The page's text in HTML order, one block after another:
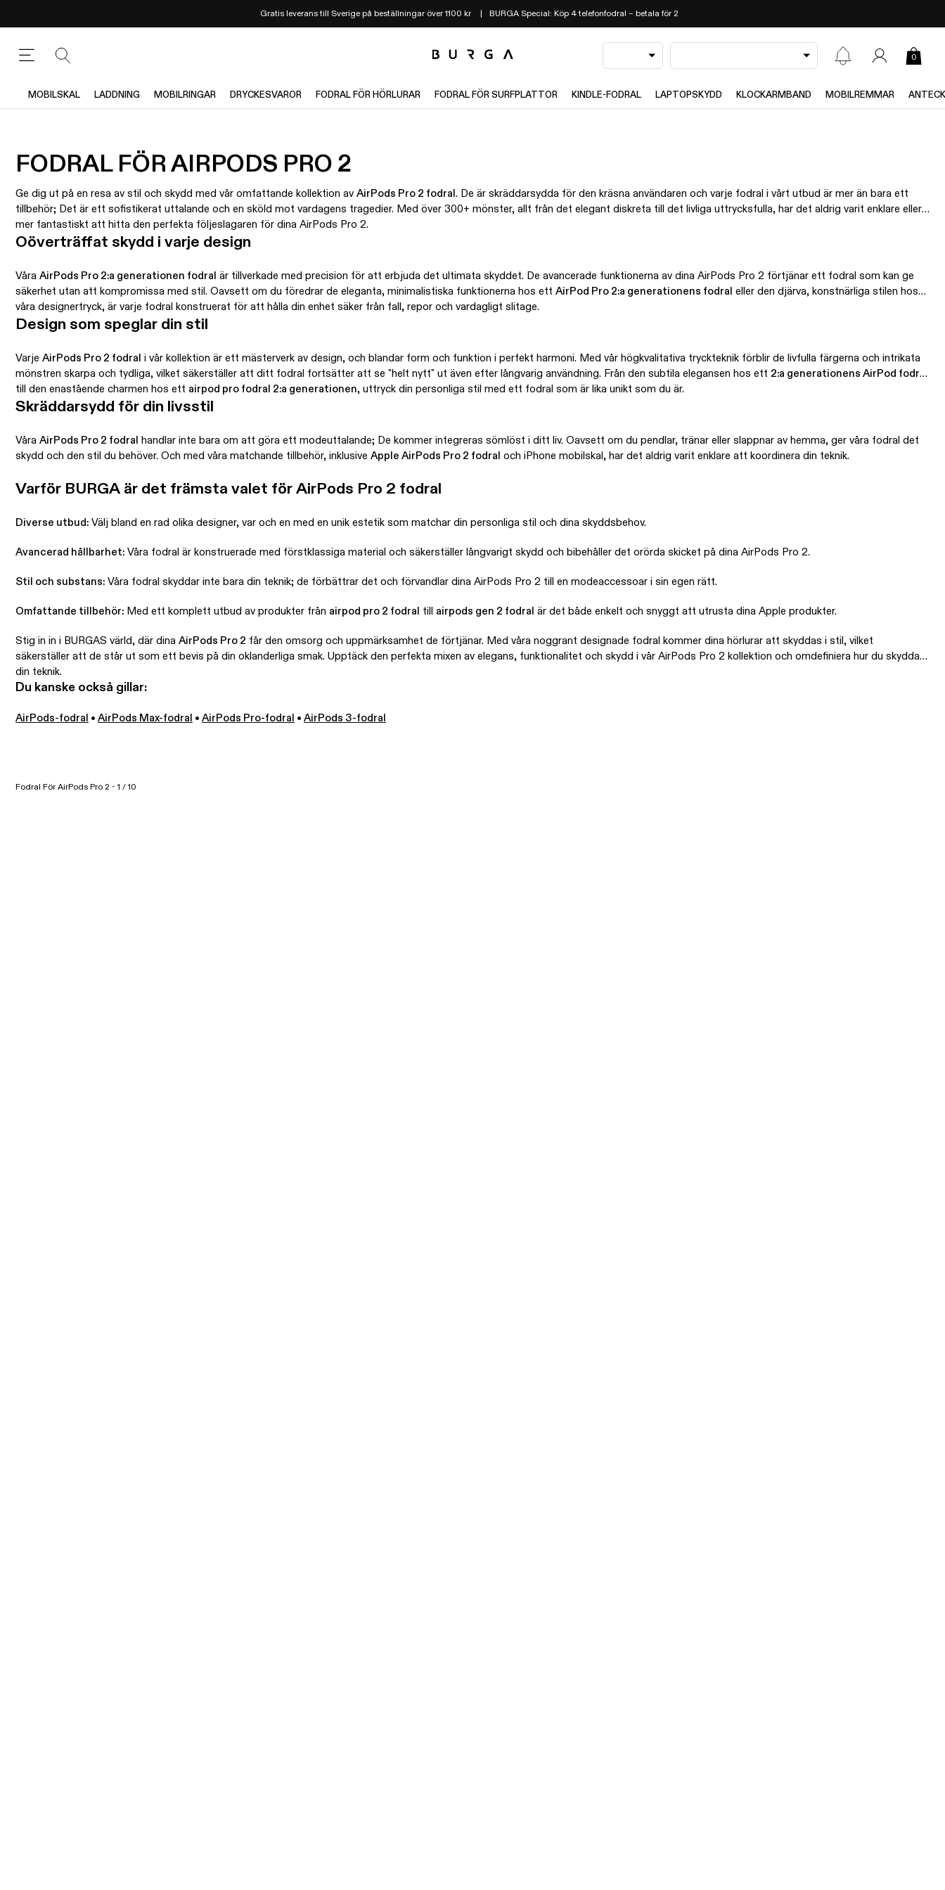
Gratis leverans till Sverige på beställningar över 1100 kr BURGA Special: Köp 4 telefonfodral – betala för 2
0
MOBILSKAL LADDNING MOBILRINGAR DRYCKESVAROR FODRAL FÖR HÖRLURAR FODRAL FÖR SURFPLATTOR KINDLE-FODRAL LAPTOPSKYDD KLOCKARMBAND MOBILREMMAR
FODRAL FÖR AIRPODS PRO 2
Ge dig ut på en resa av stil och skydd med vår omfattande kollektion av AirPods Pro 2 fodral . De är skräddarsydda för den kräsna användaren och varje fodral i vårt utbud är mer än bara ett
tillbehör; Det är ett sofistikerat uttalande och en sköld mot vardagens tragedier. Med över 300+ mönster, allt från det elegant diskreta till det livliga uttrycksfulla, har det aldrig varit enklare eller
mer fantastiskt att hitta den perfekta följeslagaren för dina AirPods Pro 2.
Oöverträffat skydd i varje design
Våra AirPods Pro 2:a generationen fodral är tillverkade med precision för att erbjuda det ultimata skyddet. De avancerade funktionerna av dina AirPods Pro 2 förtjänar ett fodral som kan ge
säkerhet utan att kompromissa med stil. Oavsett om du föredrar de eleganta, minimalistiska funktionerna hos ett AirPod Pro 2:a generationens fodral eller den djärva, konstnärliga stilen hos
våra designertryck, är varje fodral konstruerat för att hålla din enhet säker från fall, repor och vardagligt slitage.
Design som speglar din stil
Varje AirPods Pro 2 fodral i vår kollektion är ett mästerverk av design, och blandar form och funktion i perfekt harmoni. Med vår högkvalitativa tryckteknik förblir de livfulla färgerna och intrikata
mönstren skarpa och tydliga, vilket säkerställer att ditt fodral fortsätter att se "helt nytt" ut även efter långvarig användning. Från den subtila elegansen hos ett 2:a generationens AirPod fodral
till den enastående charmen hos ett airpod pro fodral 2:a generationen, uttryck din personliga stil med ett fodral som är lika unikt som du är.
Skräddarsydd för din livsstil
Våra AirPods Pro 2 fodral
handlar inte bara om att göra ett modeuttalande; De kommer integreras sömlöst i ditt liv. Oavsett om du pendlar, tränar eller slappnar av hemma, ger våra fodral det
skydd och den stil du behöver. Och med våra matchande tillbehör, inklusive Apple AirPods Pro 2 fodral och iPhone mobilskal, har det aldrig varit enklare att koordinera din teknik.
Varför BURGA är det främsta valet för AirPods Pro 2 fodral
Diverse utbud: Välj bland en rad olika designer, var och en med en unik estetik som matchar din personliga stil och dina skyddsbehov.
Avancerad hållbarhet: Våra fodral är konstruerade med förstklassiga material och säkerställer långvarigt skydd och bibehåller det orörda skicket på dina AirPods Pro 2.
Stil och substans: Våra fodral skyddar inte bara din teknik; de förbättrar det och förvandlar dina AirPods Pro 2 till en modeaccessoar i sin egen rätt.
Omfattande tillbehör: Med ett komplett utbud av produkter från airpod pro 2 fodral till airpods gen 2 fodral är det både enkelt och snyggt att utrusta dina Apple produkter.
Stig in in i BURGAS värld, där dina AirPods Pro 2 får den omsorg och uppmärksamhet de förtjänar. Med våra noggrant designade fodral kommer dina hörlurar att skyddas i stil, vilket
säkerställer att de står ut som ett bevis på din oklanderliga smak. Upptäck den perfekta mixen av elegans, funktionalitet och skydd i vår AirPods Pro 2 kollektion och omdefiniera hur du skyddar
din teknik.
Du kanske också gillar:
AirPods-fodral • AirPods Max-fodral • AirPods Pro-fodral • AirPods 3-fodral
Fodral För AirPods Pro 2 - 1 / 10